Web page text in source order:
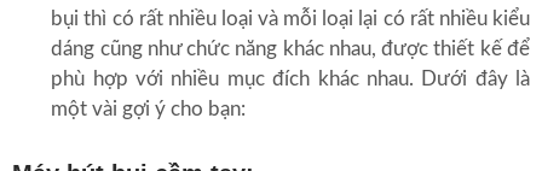
bụi thì có rất nhiều loại và mỗi loại lại có rất nhiều kiểu
dáng cũng như chức năng khác nhau, được thiết kế để
phù hợp với nhiều mục đích khác nhau. Dưới đây là
một vài gợi ý cho bạn: